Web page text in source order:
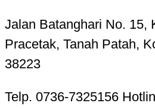
Jalan Batanghari No. 15,
Pracetak, Tanah Patah,
38223
Telp. 0736-7325156